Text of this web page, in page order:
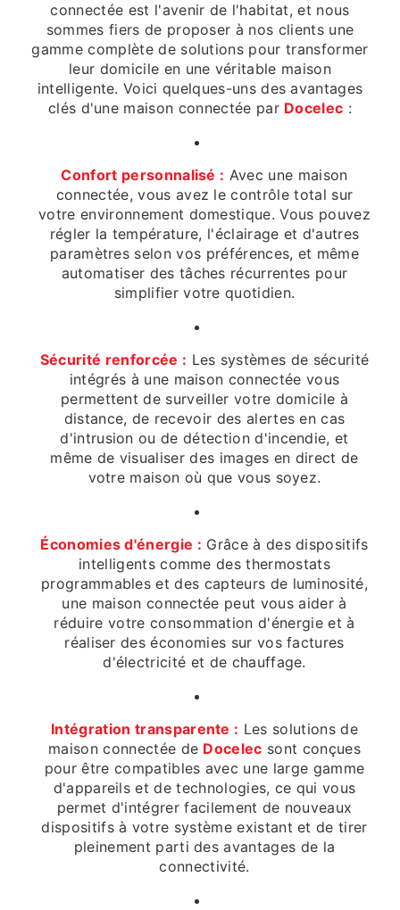
connectée est l'avenir de l'habitat, et nous
sommes fiers de proposer à nos clients une
gamme complète de solutions pour transformer
leur domicile en une véritable maison
intelligente. Voici quelques-uns des avantages
clés d'une maison connectée par Docelec :
Confort personnalisé : Avec une maison
connectée, vous avez le contrôle total sur
votre environnement domestique. Vous pouvez
régler la température, l'éclairage et d'autres
paramètres selon vos préférences, et même
automatiser des tâches récurrentes pour
simplifier votre quotidien.
Sécurité renforcée : Les systèmes de sécurité
intégrés à une maison connectée vous
permettent de surveiller votre domicile à
distance, de recevoir des alertes en cas
d'intrusion ou de détection d'incendie, et
même de visualiser des images en direct de
votre maison où que vous soyez.
Économies d'énergie : Grâce à des dispositifs
intelligents comme des thermostats
programmables et des capteurs de luminosité,
une maison connectée peut vous aider à
réduire votre consommation d'énergie et à
réaliser des économies sur vos factures
d'électricité et de chauffage.
Intégration transparente : Les solutions de
maison connectée de Docelec sont conçues
pour être compatibles avec une large gamme
d'appareils et de technologies, ce qui vous
permet d'intégrer facilement de nouveaux
dispositifs à votre système existant et de tirer
pleinement parti des avantages de la
connectivité.